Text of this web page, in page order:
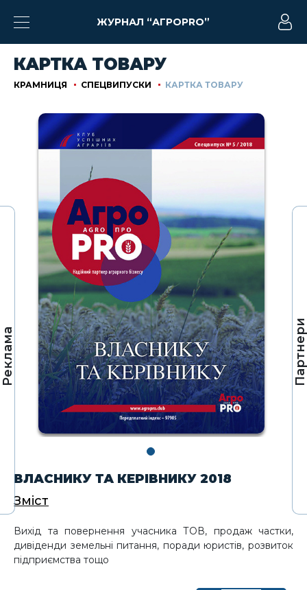
Реклама Партнери
ЖУРНАЛ “АГРОPRO”
КАРТКА ТОВАРУ
КРАМНИЦЯ СПЕЦВИПУСКИ КАРТКА ТОВАРУ
ВЛАСНИКУ ТА КЕРІВНИКУ 2018
Зміст
Вихід та повернення учасника ТОВ, продаж частки,
дивіденди земельні питання, поради юристів, розвиток
підприємства тощо